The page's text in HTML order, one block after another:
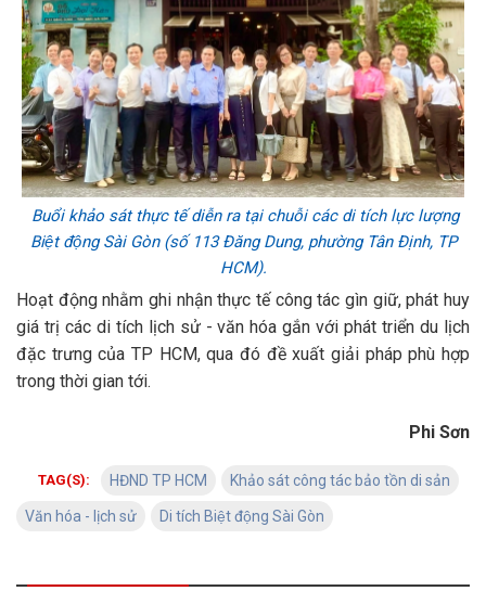
Buổi khảo sát thực tế diễn ra tại chuỗi các di tích lực lượng
Biệt động Sài Gòn (số 113 Đăng Dung, phường Tân Định, TP
HCM).
Hoạt động nhằm ghi nhận thực tế công tác gìn giữ, phát huy
giá trị các di tích lịch sử - văn hóa gắn với phát triển du lịch
đặc trưng của TP HCM, qua đó đề xuất giải pháp phù hợp
trong thời gian tới.
Phi Sơn
TAG(S): HĐND TP HCM Khảo sát công tác bảo tồn di sản
Văn hóa - lịch sử Di tích Biệt động Sài Gòn